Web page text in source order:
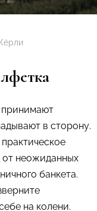
принимают
в сторону.
от неожиданных
банкета.
на колени.